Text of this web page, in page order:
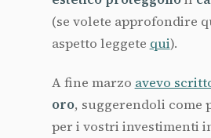
(se volete approfondire
aspetto leggete qui).
A fine marzo avevo
oro, suggerendoli come
per i vostri investimenti